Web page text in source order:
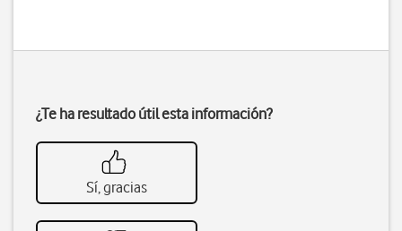
¿Te ha resultado útil esta información?
Sí, gracias